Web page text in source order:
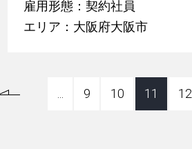
雇用形態：契約社員
エリア：大阪府大阪市
9 10 11 12